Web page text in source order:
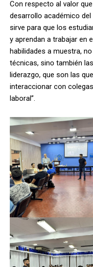
Con respecto al valor
desarrollo académico del
sirve para que los
y aprendan a trabajar en
habilidades a muestra,
técnicas, sino también
liderazgo, que son las
interaccionar con
laboral”.